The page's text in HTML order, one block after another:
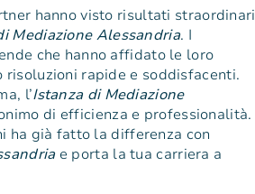
hanno visto risultati straordinari
Mediazione Alessandria. I
che hanno affidato le loro
risoluzioni rapide e soddisfacenti.
l’Istanza di Mediazione
di efficienza e professionalità.
ha già fatto la differenza con
e porta la tua carriera a